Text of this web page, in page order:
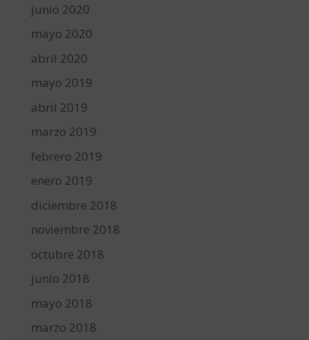
junio 2020
mayo 2020
abril 2020
mayo 2019
abril 2019
marzo 2019
febrero 2019
enero 2019
diciembre 2018
noviembre 2018
octubre 2018
junio 2018
mayo 2018
marzo 2018